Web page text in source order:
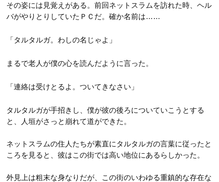
その姿には見覚えがある。前回ネットスラムを訪れた時、ヘル
バがやりとりしていたＰＣだ。確か名前は……
「タルタルガ。わしの名じゃよ」
まるで老人が僕の心を読んだように言った。
「連絡は受けとるよ。ついてきなさい」
タルタルガが手招きし、僕が彼の後ろについていこうとする
と、人垣がさっと崩れて道ができた。
ネットスラムの住人たちが素直にタルタルガの言葉に従ったと
ころを見ると、彼はこの街では高い地位にあるらしかった。
外見上は粗末な身なりだが、この街のいわゆる重鎮的な存在な